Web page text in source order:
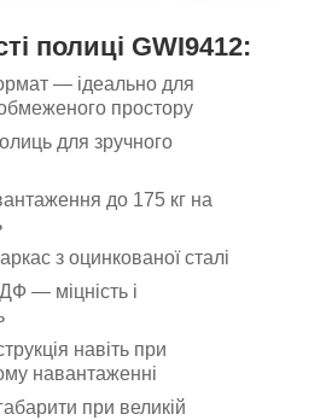
полиці GWI9412:
— ідеально для
простору
для зручного
до 175 кг на
з оцинкованої сталі
— міцність і
навіть при
навантаженні
при великій